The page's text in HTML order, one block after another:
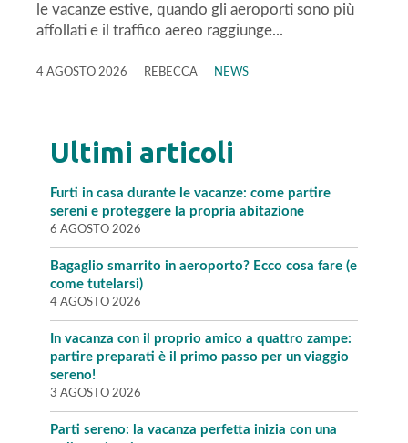
le vacanze estive, quando gli aeroporti sono più
affollati e il traffico aereo raggiunge...
4 AGOSTO 2026 REBECCA NEWS
Ultimi articoli
Furti in casa durante le vacanze: come partire
sereni e proteggere la propria abitazione
6 AGOSTO 2026
Bagaglio smarrito in aeroporto? Ecco cosa fare (e
come tutelarsi)
4 AGOSTO 2026
In vacanza con il proprio amico a quattro zampe:
partire preparati è il primo passo per un viaggio
sereno!
3 AGOSTO 2026
Parti sereno: la vacanza perfetta inizia con una